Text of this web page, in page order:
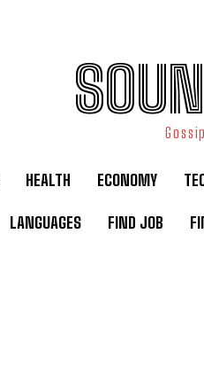
HEALTH ECONOMY
LANGUAGES FIND JOB